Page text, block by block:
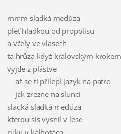
mmm sladká medúza
pleť hladkou od propolisu
a včely ve vlasech
ta hrůza když královským krokem
vyjde z plástve
až se ti přilepí jazyk na patro
jak zrezne na slunci
sladká sladká medúza
kterou sis vysnil v lese